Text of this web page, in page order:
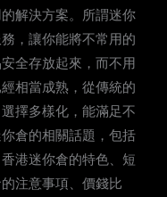
解決方案。所謂迷你
，讓你能將不常用的
全存放起來，而不用
相當成熟，從傳統的
擇多樣化，能滿足不
倉的相關話題，包括
港迷你倉的特色、短
注意事項、價錢比